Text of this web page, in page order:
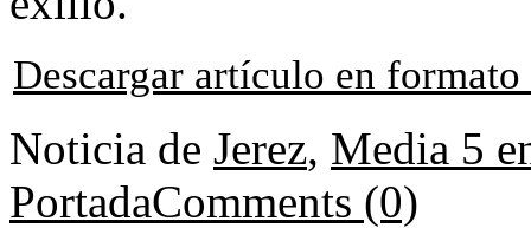
Descargar artículo en formato
Noticia de Jerez, Media 5
PortadaComments (0)